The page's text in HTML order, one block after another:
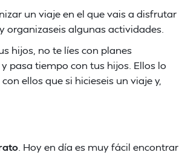
un viaje en el que vais a disfrutar
organizaseis algunas actividades.
hijos, no te líes con planes
pasa tiempo con tus hijos. Ellos lo
ellos que si hicieseis un viaje y,
. Hoy en día es muy fácil encontrar